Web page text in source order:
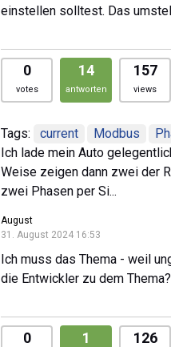
einstellen solltest. Das
0
votes
14
antworten
157
views
Tags: current Modbus
Ich lade mein Auto
Weise zeigen dann zwei der
zwei Phasen per Si...
August
31. August 2024 16:53
Ich muss das Thema - weil
die Entwickler zu dem Thema?
0 1 126